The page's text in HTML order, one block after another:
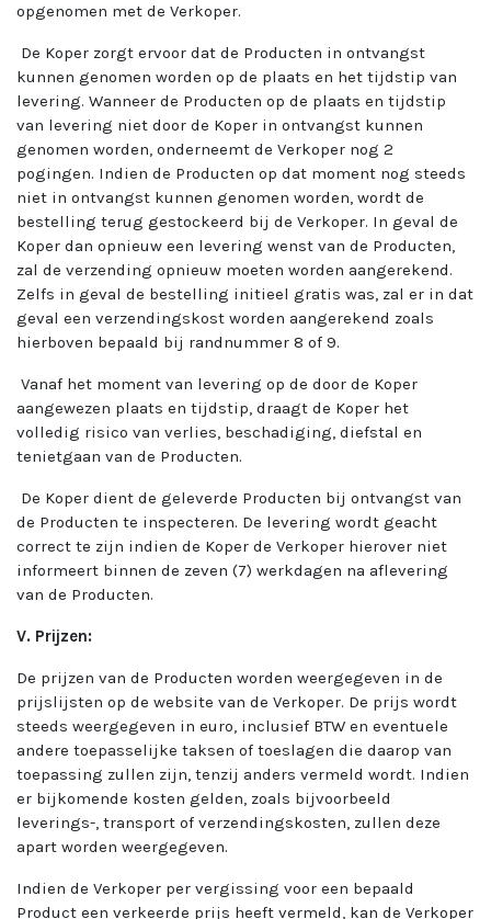
opgenomen met de Verkoper.
De Koper zorgt ervoor dat de Producten in ontvangst
kunnen genomen worden op de plaats en het tijdstip van
levering. Wanneer de Producten op de plaats en tijdstip
van levering niet door de Koper in ontvangst kunnen
genomen worden, onderneemt de Verkoper nog 2
pogingen. Indien de Producten op dat moment nog steeds
niet in ontvangst kunnen genomen worden, wordt de
bestelling terug gestockeerd bij de Verkoper. In geval de
Koper dan opnieuw een levering wenst van de Producten,
zal de verzending opnieuw moeten worden aangerekend.
Zelfs in geval de bestelling initieel gratis was, zal er in dat
geval een verzendingskost worden aangerekend zoals
hierboven bepaald bij randnummer 8 of 9.
Vanaf het moment van levering op de door de Koper
aangewezen plaats en tijdstip, draagt de Koper het
volledig risico van verlies, beschadiging, diefstal en
tenietgaan van de Producten.
De Koper dient de geleverde Producten bij ontvangst van
de Producten te inspecteren. De levering wordt geacht
correct te zijn indien de Koper de Verkoper hierover niet
informeert binnen de zeven (7) werkdagen na aflevering
van de Producten.
V. Prijzen:
De prijzen van de Producten worden weergegeven in de
prijslijsten op de website van de Verkoper. De prijs wordt
steeds weergegeven in euro, inclusief BTW en eventuele
andere toepasselijke taksen of toeslagen die daarop van
toepassing zullen zijn, tenzij anders vermeld wordt. Indien
er bijkomende kosten gelden, zoals bijvoorbeeld
leverings-, transport of verzendingskosten, zullen deze
apart worden weergegeven.
Indien de Verkoper per vergissing voor een bepaald
Product een verkeerde prijs heeft vermeld, kan de Verkoper